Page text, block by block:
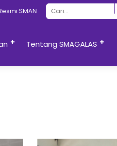
13 Semarang
Tentang SMAGALAS